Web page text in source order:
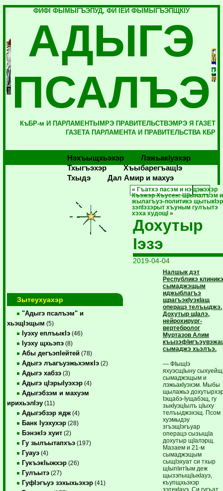
ФИФI ФЫМЫГЪЭПУД, ФИ IЕЙ ФЫМЫГЪЭПЩКIУ
АДЫГЭ
ПСАЛЪЭ
КъБР-м И ПАРЛАМЕНТЫМРЭ ПРАВИТЕЛЬСТВЭМРЭ Я ГАЗЕТ
ГАЗЕТА ПАРЛАМЕНТА И ПРАВИТЕЛЬСТВА КБР
Нэхъыщхьэхэр
Лэжьакlуэхэр
Тхыгъэхэр
Хъыбарегъащlэ
Тхыдэ
Дал Амир и махуэ
Зытеухуахэр
"Адыгэ псалъэм" и
хьэщIэщым (5)
Iуэху еплъыкIэ (46)
Iуэху щхьэпэ (8)
Абы дегъэпIейтей (78)
Адыгэ лъагъуэжьхэмкIэ (2)
Адыгэ хабзэ (3)
Адыгэ цIэрыIуэхэр (4)
Адыгэбзэм и махуэм
ирихьэлIэу (11)
Адыгэбзэр ядж (4)
Банк Iуэхухэр (28)
БэнэкIэ хуит (2)
Гу зылъытапхъэ (197)
Гуауэ (4)
ГукъэкIыжхэр (26)
Гулъытэ (27)
ГуфIэгъуэ зэхыхьэхэр (41)
« Гъатхэ пасэм и нэщэнэхэр
Къэжэр Хъусен: ЩIыналъэм и
жылагъуэ-политикэ щытыкIэр
зэпIэзэрыт хъуным гулъытэ
хэха худощI »
Дохутыр
Iэзэ
2019-04-04
Налшык дэт
Республикэ
сымаджэщым
иджыблагъэ
щрагъэкIуэкIащ
операцэ телъыджэ.
Дохутыр щIалэ,
нейрохирург-
вертебролог
Муртазов Алим
сымаджэ хьэлъэ.
— ФIыщIэ
яхуэсщIыну сыхуейщ
сымаджэщым и
лэжьакIуэхэм. Мыбы
щылажьэ
Iэщабэ-Iущабэщ, гу
зыкIуэцIылъ цIыху
телъыджэхэщ. Псом
хуэмыдэу
згъэщIэгъуар
операцэ сызыщIа
дохутыр щIалэрщ.
Мазаем и 21-м
сымаджэщым
сыщIэхуат си тхыр
щIыпIитIым деж
щызэпыщIыкIауэ,
къупщхьэхэр
зэтекIауэ. Си гугъат